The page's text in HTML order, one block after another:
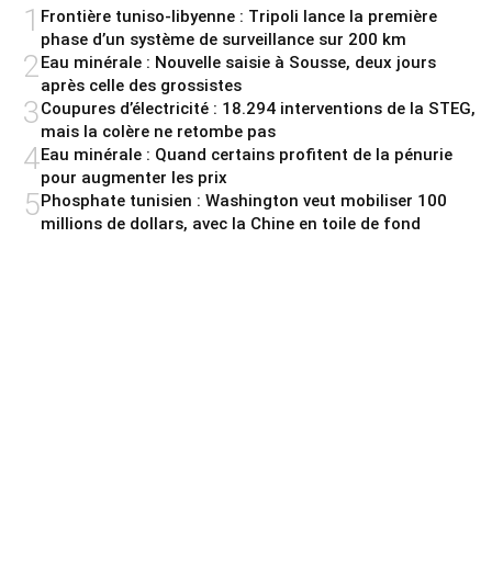
1 Frontière tuniso-libyenne : Tripoli lance la première
phase d’un système de surveillance sur 200 km
2Eau minérale : Nouvelle saisie à Sousse, deux jours
après celle des grossistes
3Coupures d’électricité : 18.294 interventions de la STEG,
mais la colère ne retombe pas
4Eau minérale : Quand certains profitent de la pénurie
pour augmenter les prix
5Phosphate tunisien : Washington veut mobiliser 100
millions de dollars, avec la Chine en toile de fond